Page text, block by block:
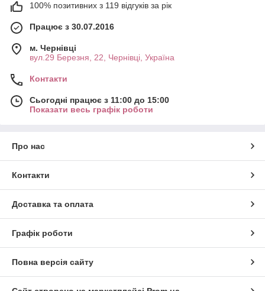
100% позитивних з 119 відгуків за рік
Працює з 30.07.2016
м. Чернівці
вул.29 Березня, 22, Чернівці, Україна
Контакти
Сьогодні працює з 11:00 до 15:00
Показати весь графік роботи
Про нас
Контакти
Доставка та оплата
Графік роботи
Повна версія сайту